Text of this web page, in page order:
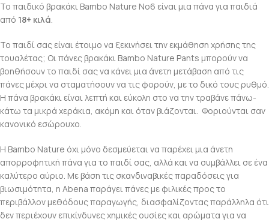
Το παιδικό βρακάκι Bambo Nature No6 είναι μια πάνα για παιδιά
από 18+ κιλά.
Το παιδί σας είναι έτοιμο να ξεκινήσει την εκμάθηση χρήσης της
τουαλέτας; Οι πάνες βρακάκι Bambo Nature Pants μπορούν να
βοηθήσουν το παιδί σας να κάνει μια άνετη μετάβαση από τις
πάνες μέχρι να σταματήσουν να τις φορούν, με το δικό τους ρυθμό.
Η πάνα βρακάκι είναι λεπτή και εύκολη στο να την τραβάνε πάνω-
κάτω τα μικρά χεράκια, ακόμη και όταν βιάζονται. Φοριούνται σαν
κανονικό εσώρουχο.
Η Bambo Nature όχι μόνο δεσμεύεται να παρέχει μια άνετη
απορροφητική πάνα για το παιδί σας, αλλά και να συμβάλλει σε ένα
καλύτερο αύριο. Με βάση τις σκανδιναβικές παραδόσεις για
βιωσιμότητα, η Abena παράγει πάνες με φιλικές προς το
περιβάλλον μεθόδους παραγωγής, διασφαλίζοντας παράλληλα ότι
δεν περιέχουν επικίνδυνες χημικές ουσίες και αρώματα για να